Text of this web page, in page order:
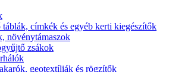
táblák, címkék és egyéb kerti kiegészítők
növénytámaszok
zsákok
geotextíliák és rögzítők